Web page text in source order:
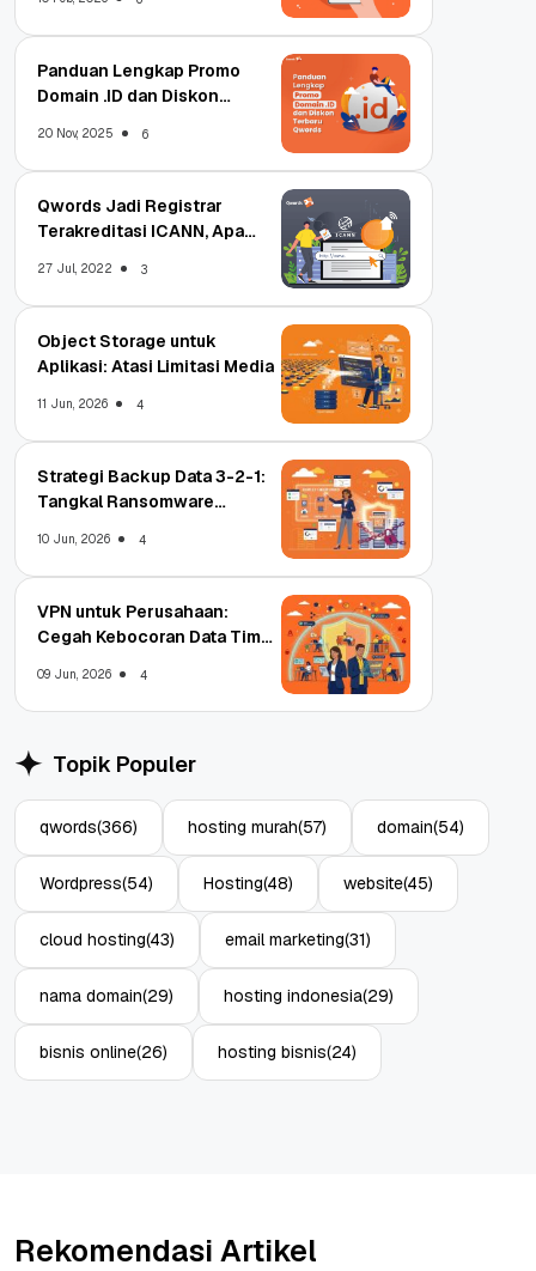
Panduan Lengkap Promo
Domain .ID dan Diskon
20 Nov, 2025 6
Qwords Jadi Registrar
Terakreditasi ICANN, Apa
27 Jul, 2022 3
Object Storage untuk
Aplikasi: Atasi Limitasi Media
11 Jun, 2026 4
Strategi Backup Data 3-2-1:
Tangkal Ransomware
10 Jun, 2026 4
VPN untuk Perusahaan:
Cegah Kebocoran Data Tim
09 Jun, 2026 4
Topik Populer
qwords(366) hosting murah(57) domain(54)
Wordpress(54) Hosting(48) website(45)
cloud hosting(43) email marketing(31)
nama domain(29) hosting indonesia(29)
bisnis online(26) hosting bisnis(24)
Rekomendasi Artikel